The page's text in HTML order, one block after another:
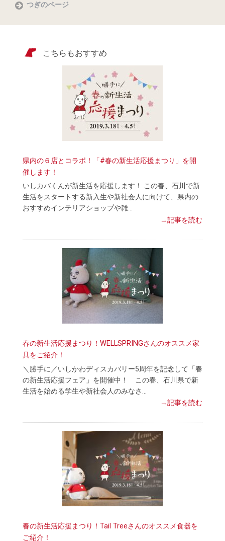
つぎのページ
こちらもおすすめ
県内の６店とコラボ！「#春の新生活応援まつり」を開
催します！
いしカバくんが新生活を応援します！ この春、石川で新
生活をスタートする新入生や新社会人に向けて、県内の
おすすめインテリアショップや雑…
→記事を読む
春の新生活応援まつり！WELLSPRINGさんのオススメ家
具をご紹介！
＼勝手に／いしかわディスカバリー5周年を記念して「春
の新生活応援フェア」を開催中！ この春、石川県で新
生活を始める学生や新社会人のみなさ…
→記事を読む
春の新生活応援まつり！Tail Treeさんのオススメ食器を
ご紹介！